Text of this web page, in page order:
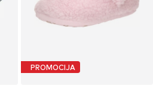
PROMOCIJA